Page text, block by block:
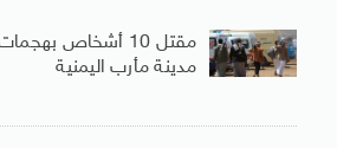
مقتل 10 أشخاص
مدينة مأرب اليمنية